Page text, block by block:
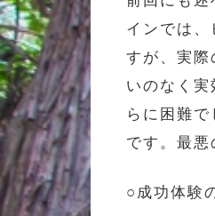
インでは
すが、実際
いのなく
らに困難
です。最悪
○成功体験